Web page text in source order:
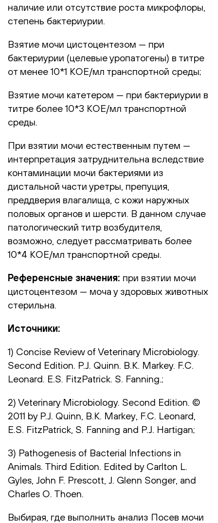
наличие или отсутствие роста микрофлоры,
степень бактериурии.
Взятие мочи цистоцентезом — при
бактериурии (целевые уропатогены) в титре
от менее 10*1 КОЕ/мл транспортной среды;
Взятие мочи катетером — при бактериурии в
титре более 10*3 КОЕ/мл транспортной
среды.
При взятии мочи естественным путем —
интерпретация затруднительна вследствие
контаминации мочи бактериями из
дистальной части уретры, препуция,
преддверия влагалища, с кожи наружных
половых органов и шерсти. В данном случае
патологический титр возбудителя,
возможно, следует рассматривать более
10*4 КОЕ/мл транспортной среды.
Референсные значения: при взятии мочи
цистоцентезом — моча у здоровых животных
стерильна.
Источники:
1) Concise Review of Veterinary Microbiology.
Second Edition. P.J. Quinn. B.K. Markey. F.C.
Leonard. E.S. FitzPatrick. S. Fanning.;
2) Veterinary Microbiology. Second Edition. ©
2011 by P.J. Quinn, B.K. Markey, F.C. Leonard,
E.S. FitzPatrick, S. Fanning and P.J. Hartigan;
3) Pathogenesis of Bacterial Infections in
Animals. Third Edition. Edited by Carlton L.
Gyles, John F. Prescott, J. Glenn Songer, and
Charles O. Thoen.
Выбирая, где выполнить анализ Посев мочи